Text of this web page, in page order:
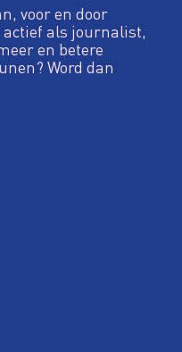
voor en door
als journalist,
en betere
Word dan